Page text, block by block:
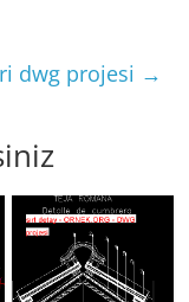
dwg projesi →